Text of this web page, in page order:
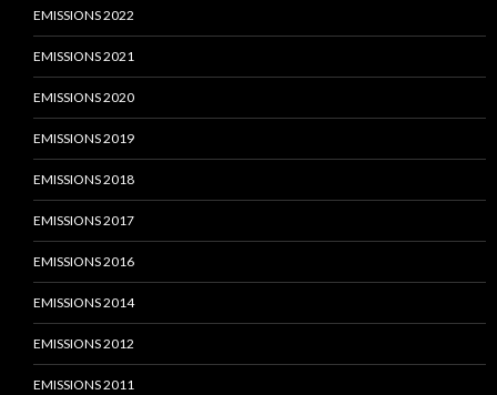
EMISSIONS 2022
EMISSIONS 2021
EMISSIONS 2020
EMISSIONS 2019
EMISSIONS 2018
EMISSIONS 2017
EMISSIONS 2016
EMISSIONS 2014
EMISSIONS 2012
EMISSIONS 2011